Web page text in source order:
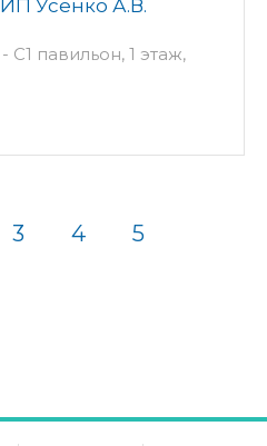
Усенко А.В.
С1 павильон, 1 этаж,
3 4 5